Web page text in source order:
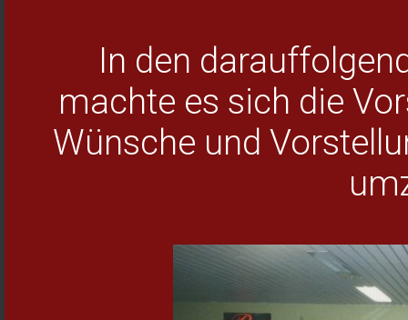
In den
machte es sich die
Wünsche und